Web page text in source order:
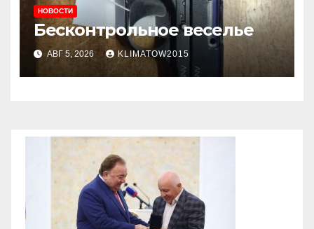
НОВОСТИ
Бесконтрольное веселье
АВГ 5, 2026 KLIMATOW2015